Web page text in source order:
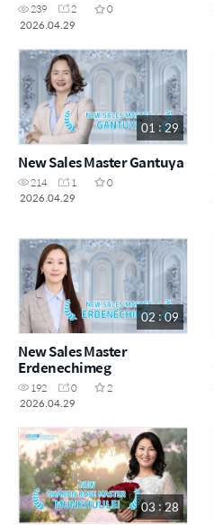
239 2
0
2026.04.29
01 : 29
New Sales Master Gantuya
214 1
0
2026.04.29
02 : 09
New Sales Master
Erdenechimeg
192 0
2
2026.04.29
03 : 28